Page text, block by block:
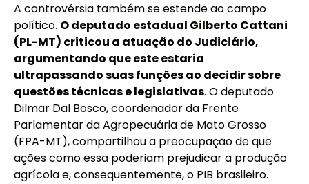
A controvérsia também se estende ao campo
político. O deputado estadual Gilberto Cattani
(PL-MT) criticou a atuação do Judiciário,
argumentando que este estaria
ultrapassando suas funções ao decidir sobre
questões técnicas e legislativas. O deputado
Dilmar Dal Bosco, coordenador da Frente
Parlamentar da Agropecuária de Mato Grosso
(FPA-MT), compartilhou a preocupação de que
ações como essa poderiam prejudicar a produção
agrícola e, consequentemente, o PIB brasileiro.